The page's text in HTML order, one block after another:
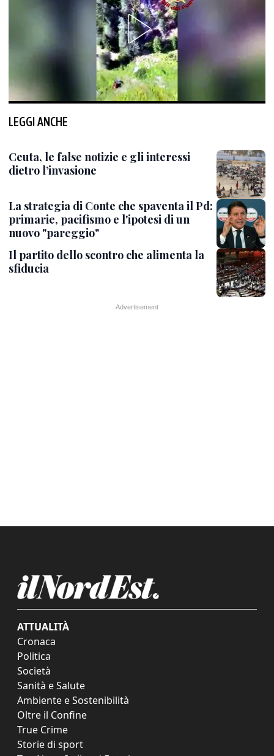
LEGGI ANCHE
Ceuta, le false notizie e gli interessi
dietro l’invasione
La strategia di Conte che spaventa il Pd:
primarie, pacifismo e l'ipotesi di un
nuovo "pareggio"
Il partito dello scontro che alimenta la
sfiducia
ATTUALITÀ
Cronaca
Politica
Società
Sanità e Salute
Ambiente e Sostenibilità
Oltre il Confine
True Crime
Storie di sport